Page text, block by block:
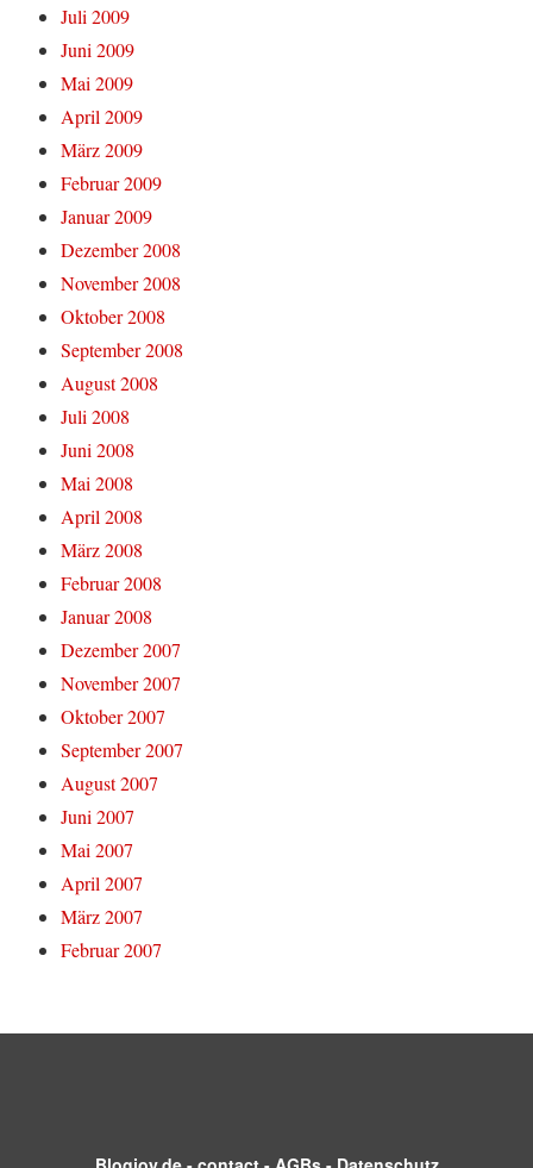
Juli 2009
Juni 2009
Mai 2009
April 2009
März 2009
Februar 2009
Januar 2009
Dezember 2008
November 2008
Oktober 2008
September 2008
August 2008
Juli 2008
Juni 2008
Mai 2008
April 2008
März 2008
Februar 2008
Januar 2008
Dezember 2007
November 2007
Oktober 2007
September 2007
August 2007
Juni 2007
Mai 2007
April 2007
März 2007
Februar 2007